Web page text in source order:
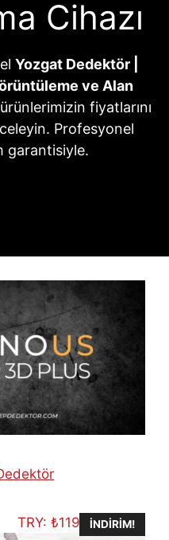
Cihazı
Yozgat Dedektör |
ve Alan
fiyatlarını
Profesyonel
garantisiyle.
TRY: ₺119.434,11
İNDIRIM!